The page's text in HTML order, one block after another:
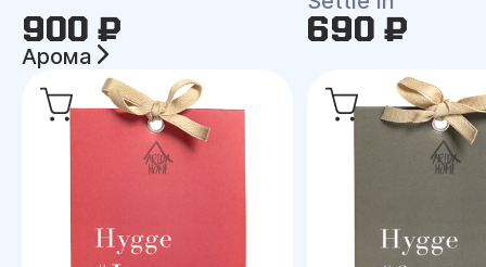
900 ₽ 690 ₽
Арома